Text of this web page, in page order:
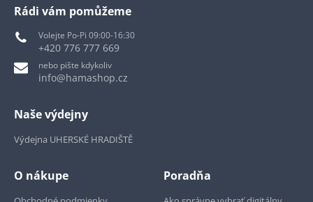
Rádi vám pomůžeme
Volejte Po-Pi 09:00-16:30
+420 776 777 669
nebo pište kdykoliv
info@hamashop.cz
Naše výdejny
Výdejna UHERSKÉ HRADIŠTĚ
O nákupe Poradňa